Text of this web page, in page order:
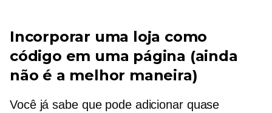
Incorporar uma loja como
código em uma página (ainda
não é a melhor maneira)
Você já sabe que pode adicionar quase